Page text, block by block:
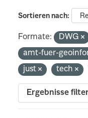
Sortieren nach
Formate: DWG
amt-fuer-
just
tech
Ergebnisse